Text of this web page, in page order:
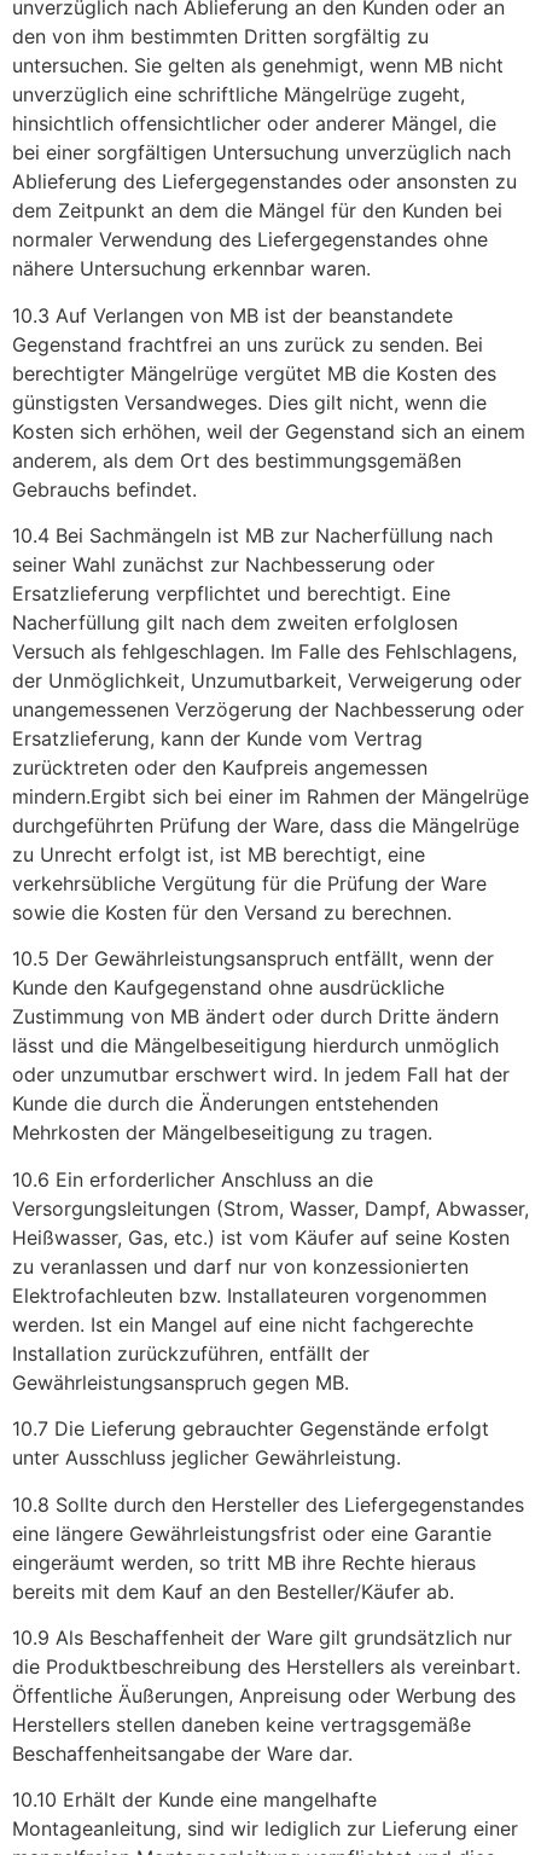
unverzüglich nach Ablieferung an den Kunden oder an
den von ihm bestimmten Dritten sorgfältig zu
untersuchen. Sie gelten als genehmigt, wenn MB nicht
unverzüglich eine schriftliche Mängelrüge zugeht,
hinsichtlich offensichtlicher oder anderer Mängel, die
bei einer sorgfältigen Untersuchung unverzüglich nach
Ablieferung des Liefergegenstandes oder ansonsten zu
dem Zeitpunkt an dem die Mängel für den Kunden bei
normaler Verwendung des Liefergegenstandes ohne
nähere Untersuchung erkennbar waren.
10.3 Auf Verlangen von MB ist der beanstandete
Gegenstand frachtfrei an uns zurück zu senden. Bei
berechtigter Mängelrüge vergütet MB die Kosten des
günstigsten Versandweges. Dies gilt nicht, wenn die
Kosten sich erhöhen, weil der Gegenstand sich an einem
anderem, als dem Ort des bestimmungsgemäßen
Gebrauchs befindet.
10.4 Bei Sachmängeln ist MB zur Nacherfüllung nach
seiner Wahl zunächst zur Nachbesserung oder
Ersatzlieferung verpflichtet und berechtigt. Eine
Nacherfüllung gilt nach dem zweiten erfolglosen
Versuch als fehlgeschlagen. Im Falle des Fehlschlagens,
der Unmöglichkeit, Unzumutbarkeit, Verweigerung oder
unangemessenen Verzögerung der Nachbesserung oder
Ersatzlieferung, kann der Kunde vom Vertrag
zurücktreten oder den Kaufpreis angemessen
mindern.Ergibt sich bei einer im Rahmen der Mängelrüge
durchgeführten Prüfung der Ware, dass die Mängelrüge
zu Unrecht erfolgt ist, ist MB berechtigt, eine
verkehrsübliche Vergütung für die Prüfung der Ware
sowie die Kosten für den Versand zu berechnen.
10.5 Der Gewährleistungsanspruch entfällt, wenn der
Kunde den Kaufgegenstand ohne ausdrückliche
Zustimmung von MB ändert oder durch Dritte ändern
lässt und die Mängelbeseitigung hierdurch unmöglich
oder unzumutbar erschwert wird. In jedem Fall hat der
Kunde die durch die Änderungen entstehenden
Mehrkosten der Mängelbeseitigung zu tragen.
10.6 Ein erforderlicher Anschluss an die
Versorgungsleitungen (Strom, Wasser, Dampf, Abwasser,
Heißwasser, Gas, etc.) ist vom Käufer auf seine Kosten
zu veranlassen und darf nur von konzessionierten
Elektrofachleuten bzw. Installateuren vorgenommen
werden. Ist ein Mangel auf eine nicht fachgerechte
Installation zurückzuführen, entfällt der
Gewährleistungsanspruch gegen MB.
10.7 Die Lieferung gebrauchter Gegenstände erfolgt
unter Ausschluss jeglicher Gewährleistung.
10.8 Sollte durch den Hersteller des Liefergegenstandes
eine längere Gewährleistungsfrist oder eine Garantie
eingeräumt werden, so tritt MB ihre Rechte hieraus
bereits mit dem Kauf an den Besteller/Käufer ab.
10.9 Als Beschaffenheit der Ware gilt grundsätzlich nur
die Produktbeschreibung des Herstellers als vereinbart.
Öffentliche Äußerungen, Anpreisung oder Werbung des
Herstellers stellen daneben keine vertragsgemäße
Beschaffenheitsangabe der Ware dar.
10.10 Erhält der Kunde eine mangelhafte
Montageanleitung, sind wir lediglich zur Lieferung einer